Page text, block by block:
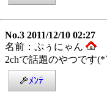
No.3 2011/12/10 02:27
名前：ぷぅにゃん
2chで話題のやつです
ﾒﾝﾃ